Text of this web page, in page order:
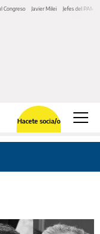
Congreso Javier Milei Jefes del PAMI
Hacete socia/o